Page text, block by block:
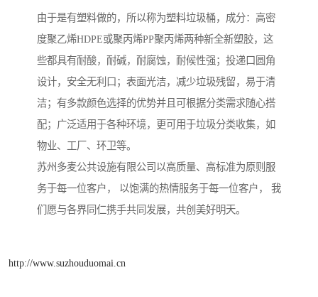
由于是有塑料做的，所以称为塑料垃圾桶，成分：高密
度聚乙烯HDPE或聚丙烯PP聚丙烯两种新全新塑胶，这
些都具有耐酸，耐碱，耐腐蚀，耐候性强；投递口圆角
设计，安全无利口；表面光洁，减少垃圾残留，易于清
洁；有多款颜色选择的优势并且可根据分类需求随心搭
配；广泛适用于各种环境，更可用于垃圾分类收集，如
物业、工厂、环卫等。
苏州多麦公共设施有限公司以高质量、高标准为原则服
务于每一位客户， 以饱满的热情服务于每一位客户， 我
们愿与各界同仁携手共同发展，共创美好明天。
http://www.suzhouduomai.cn